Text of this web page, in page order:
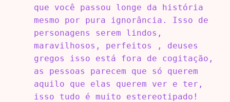
que você passou longe da história
mesmo por pura ignorância. Isso de
personagens serem lindos,
maravilhosos, perfeitos , deuses
gregos isso está fora de cogitação,
as pessoas parecem que só querem
aquilo que elas querem ver e ter,
isso tudo é muito estereotipado!